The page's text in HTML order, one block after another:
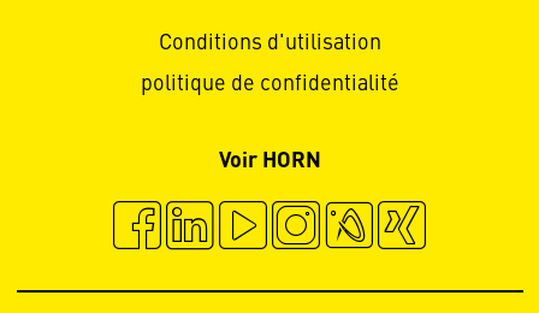
Conditions d'utilisation
politique de confidentialité
Voir HORN